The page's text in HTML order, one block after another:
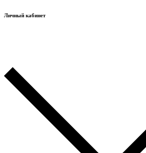
Личный кабинет